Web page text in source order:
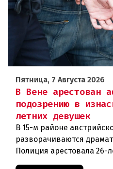
Пятница, 7 Августа 2026
В Вене арестован
подозрению в
летних девушек
В 15-м районе
разворачиваются
Полиция арестовала 26-
Афганистана по